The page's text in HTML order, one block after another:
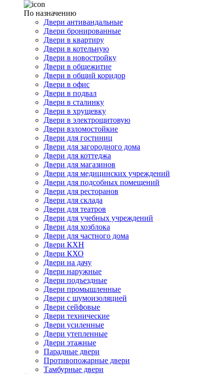
По назначению
Двери антивандальные
Двери бронированные
Двери в квартиру
Двери в котельную
Двери в новостройку
Двери в общежитие
Двери в общий коридор
Двери в офис
Двери в подвал
Двери в сталинку
Двери в хрущевку
Двери в электрощитовую
Двери взломостойкие
Двери для гостиниц
Двери для загородного дома
Двери для коттеджа
Двери для магазинов
Двери для медицинских учреждений
Двери для подсобных помещений
Двери для ресторанов
Двери для склада
Двери для театров
Двери для учебных учреждений
Двери для хозблока
Двери для частного дома
Двери КХН
Двери КХО
Двери на дачу
Двери наружные
Двери подъездные
Двери промышленные
Двери с шумоизоляцией
Двери сейфовые
Двери технические
Двери усиленные
Двери утепленные
Двери этажные
Парадные двери
Противопожарные двери
Тамбурные двери